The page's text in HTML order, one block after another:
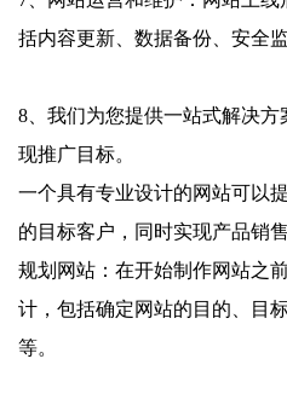
括内容更新、数据备份、安全监
8、我们为您提供一站式解决
现推广目标。
一个具有专业设计的网站可以
的目标客户，同时实现产品销售
规划网站：在开始制作网站之
计，包括确定网站的目的、目
等。